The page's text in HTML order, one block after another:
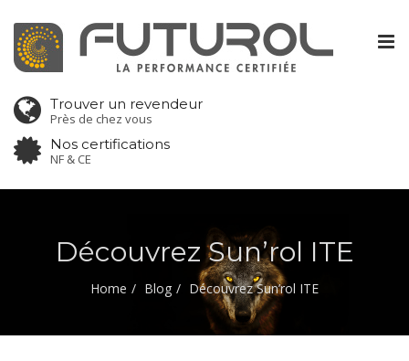
Trouver un revendeur
Près de chez vous
Nos certifications
NF & CE
Découvrez Sun’rol ITE
Home Blog Découvrez Sun’rol ITE